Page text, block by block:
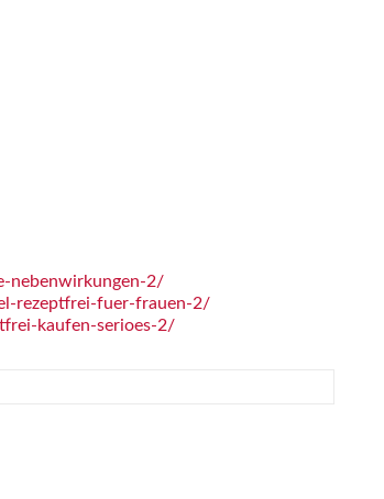
nebenwirkungen-2/
rezeptfrei-fuer-frauen-2/
kaufen-serioes-2/